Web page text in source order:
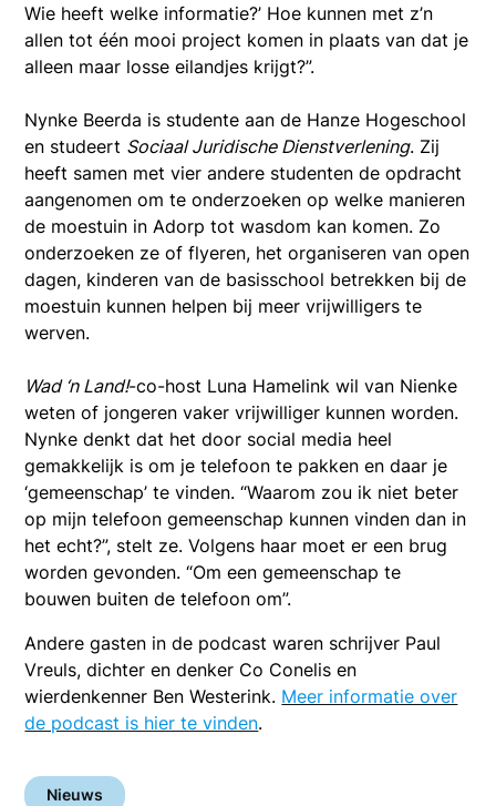
Wie heeft welke informatie?’ Hoe kunnen met z’n
allen tot één mooi project komen in plaats van dat je
alleen maar losse eilandjes krijgt?”.
Nynke Beerda is studente aan de Hanze Hogeschool
en studeert Sociaal Juridische Dienstverlening. Zij
heeft samen met vier andere studenten de opdracht
aangenomen om te onderzoeken op welke manieren
de moestuin in Adorp tot wasdom kan komen. Zo
onderzoeken ze of flyeren, het organiseren van open
dagen, kinderen van de basisschool betrekken bij de
moestuin kunnen helpen bij meer vrijwilligers te
werven.
Wad ‘n Land!-co-host Luna Hamelink wil van Nienke
weten of jongeren vaker vrijwilliger kunnen worden.
Nynke denkt dat het door social media heel
gemakkelijk is om je telefoon te pakken en daar je
‘gemeenschap’ te vinden. “Waarom zou ik niet beter
op mijn telefoon gemeenschap kunnen vinden dan in
het echt?”, stelt ze. Volgens haar moet er een brug
worden gevonden. “Om een gemeenschap te
bouwen buiten de telefoon om”.
Andere gasten in de podcast waren schrijver Paul
Vreuls, dichter en denker Co Conelis en
wierdenkenner Ben Westerink. Meer informatie over
de podcast is hier te vinden.
Nieuws